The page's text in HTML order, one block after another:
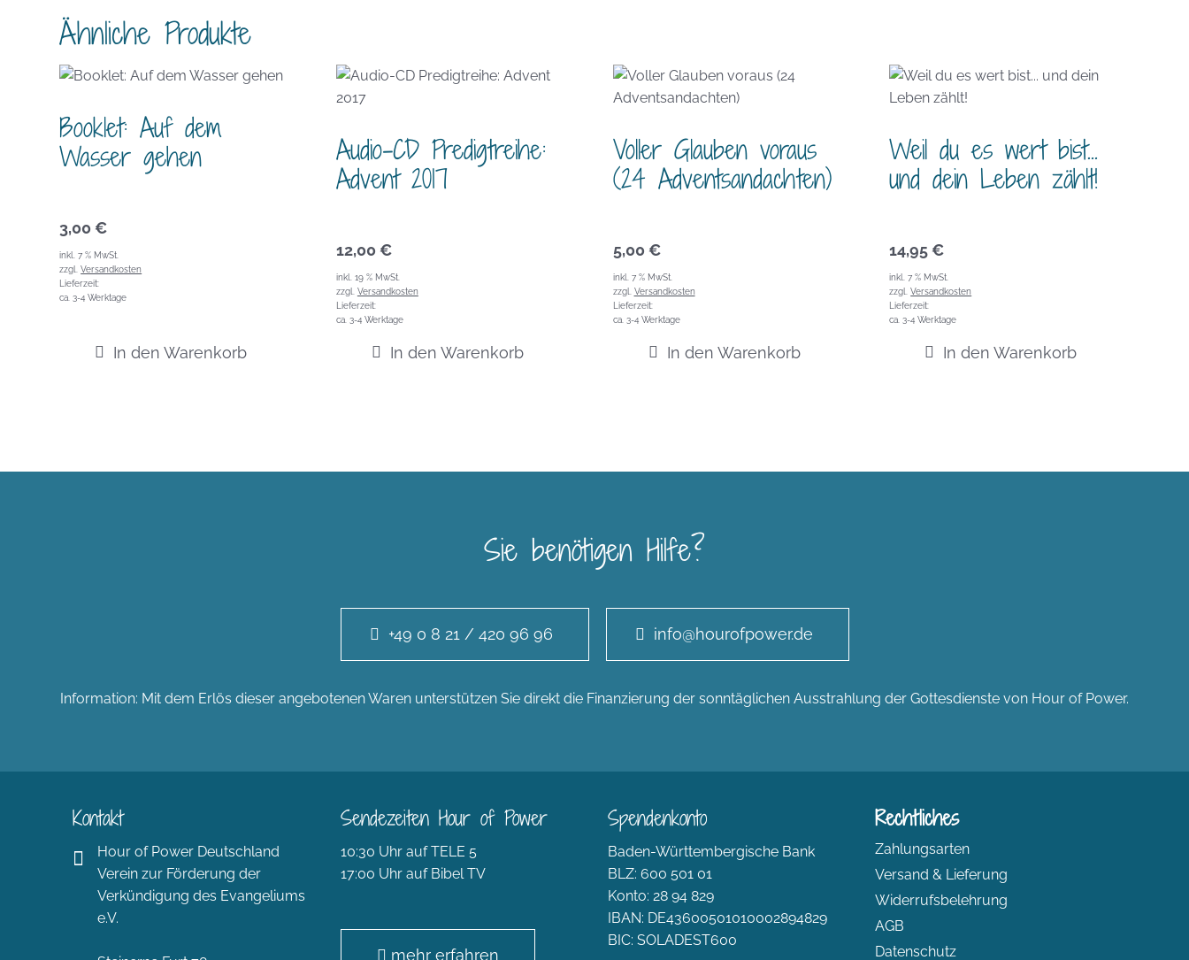
Ähnliche Produkte
Booklet: Auf dem
Wasser gehen
3,00 €
inkl. 7 % MwSt.
zzgl.Versandkosten
Lieferzeit:
ca. 3-4 Werktage
In den Warenkorb
Audio-CD Predigtreihe:
Advent 2017
12,00 €
inkl. 19 % MwSt.
zzgl. Versandkosten
Lieferzeit:
ca. 3-4 Werktage
In den Warenkorb
Voller Glauben voraus
(24 Adventsandachten)
5,00 €
inkl. 7 % MwSt.
zzgl. Versandkosten
Lieferzeit:
ca. 3-4 Werktage
In den Warenkorb
Weil du es wert bist…
und dein Leben zählt!
14,95 €
inkl. 7 % MwSt.
zzgl.Versandkosten
Lieferzeit:
ca. 3-4 Werktage
In den Warenkorb
Sie benötigen Hilfe?
+49 0 8 21 / 420 96 96 info@hourofpower.de
Information: Mit dem Erlös dieser angebotenen Waren unterstützen Sie direkt die Finanzierung der sonntäglichen Ausstrahlung der Gottesdienste von Hour of Power.
Kontakt
Hour of Power Deutschland
Verein zur Förderung der
Verkündigung des Evangeliums
e.V.
Sendezeiten Hour of Power
10:30 Uhr auf TELE 5
17:00 Uhr auf Bibel TV
mehr erfahren
Spendenkonto
Baden-Württembergische Bank
BLZ: 600 501 01
Konto: 28 94 829
IBAN: DE43600501010002894829
BIC: SOLADEST600
Rechtliches
Zahlungsarten
Versand & Lieferung
Widerrufsbelehrung
AGB
Datenschutz